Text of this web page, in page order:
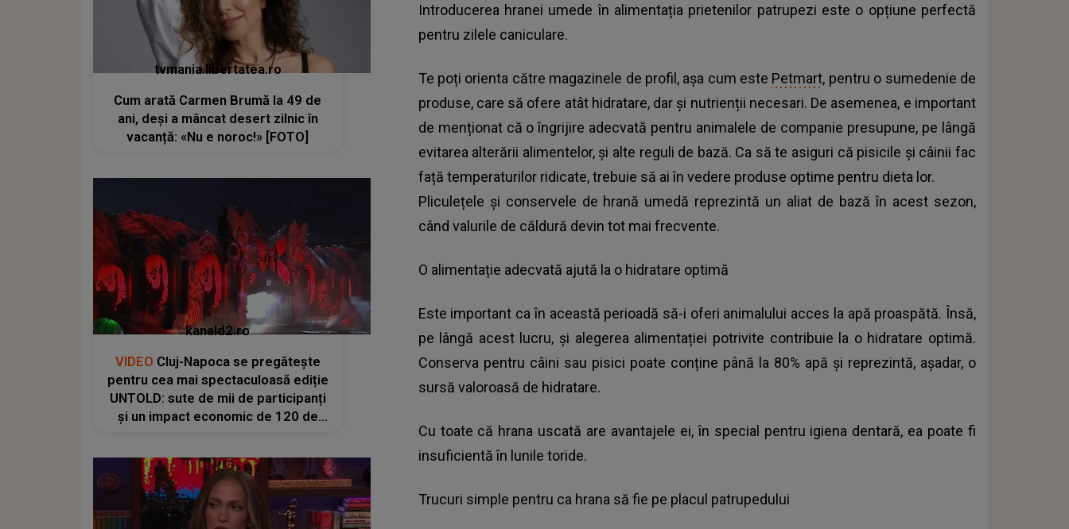
Introducerea hranei umede în alimentația prietenilor patrupezi este o opțiune perfectă
pentru zilele caniculare.
Te poți orienta către magazinele de profil, așa cum este Petmart, pentru o sumedenie de
produse, care să ofere atât hidratare, dar și nutrienții necesari. De asemenea, e important
de menționat că o îngrijire adecvată pentru animalele de companie presupune, pe lângă
evitarea alterării alimentelor, și alte reguli de bază. Ca să te asiguri că pisicile și câinii fac
față temperaturilor ridicate, trebuie să ai în vedere produse optime pentru dieta lor.
Pliculețele și conservele de hrană umedă reprezintă un aliat de bază în acest sezon,
când valurile de căldură devin tot mai frecvente.
O alimentație adecvată ajută la o hidratare optimă
Este important ca în această perioadă să-i oferi animalului acces la apă proaspătă. Însă,
pe lângă acest lucru, și alegerea alimentației potrivite contribuie la o hidratare optimă.
Conserva pentru câini sau pisici poate conține până la 80% apă și reprezintă, așadar, o
sursă valoroasă de hidratare.
Cu toate că hrana uscată are avantajele ei, în special pentru igiena dentară, ea poate fi
insuficientă în lunile toride.
Trucuri simple pentru ca hrana să fie pe placul patrupedului
tvmania.libertatea.ro
Cum arată Carmen Brumă la 49 de
ani, deși a mâncat desert zilnic în
vacanță: «Nu e noroc!» [FOTO]
kanald2.ro
VIDEO Cluj-Napoca se pregătește
pentru cea mai spectaculoasă ediție
UNTOLD: sute de mii de participanți
și un impact economic de 120 de